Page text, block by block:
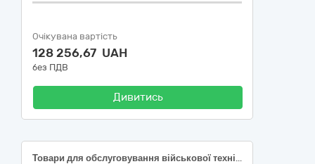
Очікувана вартість
128 256,67 UAH
без ПДВ
Дивитись
Товари для обслуговування військової техніки спецпризначення; 44510000-8 – «Знаряддя» за ДК 021:2015 Єдиного закупівельного словника.